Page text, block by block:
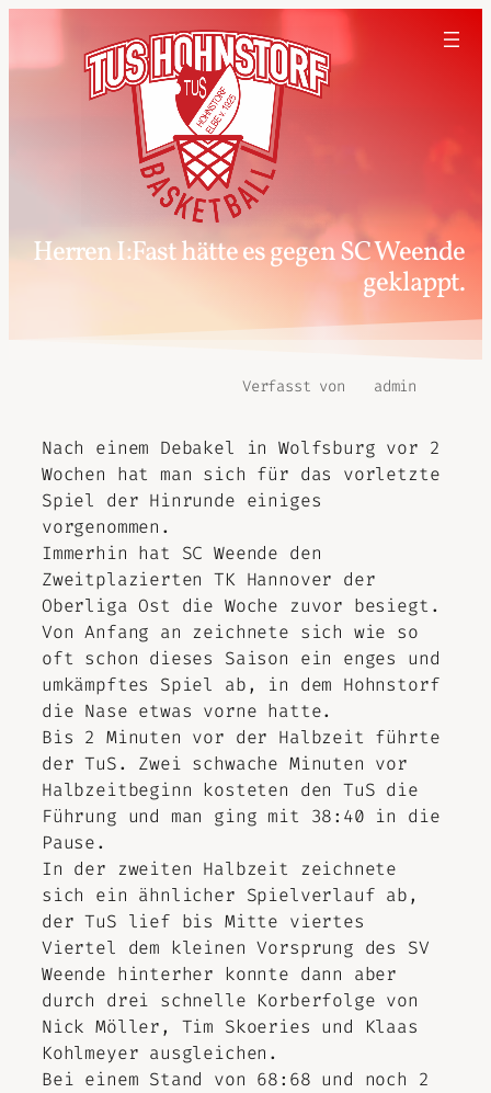
Herren I:Fast hätte es gegen SC Weende
geklappt.
Verfasst von admin
Nach einem Debakel in Wolfsburg vor 2
Wochen hat man sich für das vorletzte
Spiel der Hinrunde einiges
vorgenommen.
Immerhin hat SC Weende den
Zweitplazierten TK Hannover der
Oberliga Ost die Woche zuvor besiegt.
Von Anfang an zeichnete sich wie so
oft schon dieses Saison ein enges und
umkämpftes Spiel ab, in dem Hohnstorf
die Nase etwas vorne hatte.
Bis 2 Minuten vor der Halbzeit führte
der TuS. Zwei schwache Minuten vor
Halbzeitbeginn kosteten den TuS die
Führung und man ging mit 38:40 in die
Pause.
In der zweiten Halbzeit zeichnete
sich ein ähnlicher Spielverlauf ab,
der TuS lief bis Mitte viertes
Viertel dem kleinen Vorsprung des SV
Weende hinterher konnte dann aber
durch drei schnelle Korberfolge von
Nick Möller, Tim Skoeries und Klaas
Kohlmeyer ausgleichen.
Bei einem Stand von 68:68 und noch 2